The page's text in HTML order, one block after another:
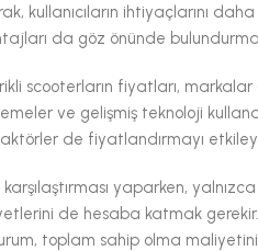
kullanıcıların ihtiyaçlarını
da göz önünde
scooterların fiyatları,
ve gelişmiş teknoloji
de fiyatlandırmayı
karşılaştırması yaparken,
de hesaba katmak
toplam sahip olma